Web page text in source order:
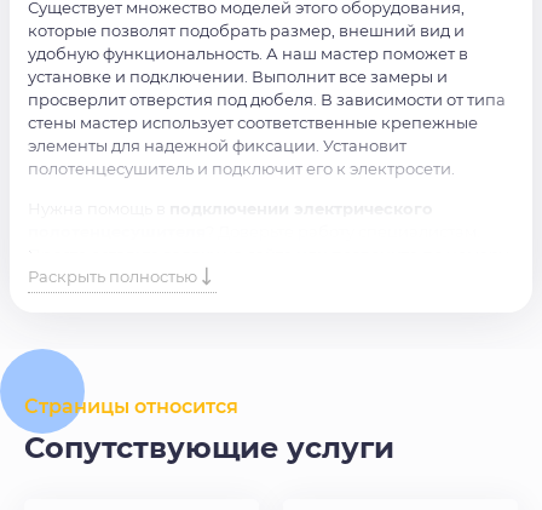
Существует множество моделей этого оборудования,
которые позволят подобрать размер, внешний вид и
удобную функциональность. А наш мастер поможет в
установке и подключении. Выполнит все замеры и
просверлит отверстия под дюбеля. В зависимости от типа
стены мастер использует соответственные крепежные
элементы для надежной фиксации. Установит
полотенцесушитель и подключит его к электросети.
Просто оставьте заявку на сайте или позвоните по номеру,
и наши мастера свяжутся с вами в ближайшее время.
Раскрыть полностью
Страницы относится
Сопутствующие услуги